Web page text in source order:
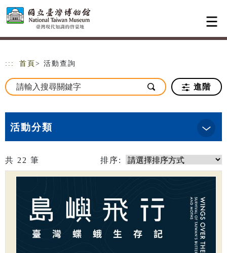
跳到主要內容
網站導覽
::: 首頁 > 活動查詢
進階
活動分類
共 22 筆 排序: